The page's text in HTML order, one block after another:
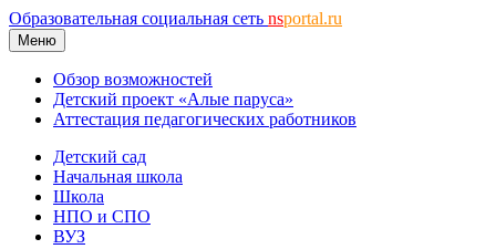
Образовательная социальная сеть nsportal.ru
Меню
Обзор возможностей
Детский проект «Алые паруса»
Аттестация педагогических работников
Детский сад
Начальная школа
Школа
НПО и СПО
ВУЗ